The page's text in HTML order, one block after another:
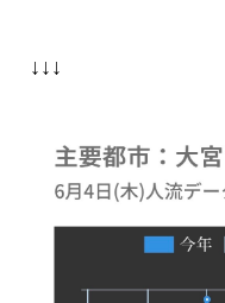
↓↓↓